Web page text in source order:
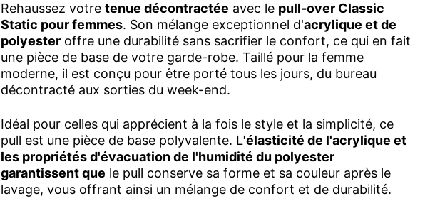
Rehaussez votre tenue décontractée avec le pull-over Classic
Static pour femmes. Son mélange exceptionnel d'acrylique et de
polyester offre une durabilité sans sacrifier le confort, ce qui en fait
une pièce de base de votre garde-robe. Taillé pour la femme
moderne, il est conçu pour être porté tous les jours, du bureau
décontracté aux sorties du week-end.
Idéal pour celles qui apprécient à la fois le style et la simplicité, ce
pull est une pièce de base polyvalente. L'élasticité de l'acrylique et
les propriétés d'évacuation de l'humidité du polyester
garantissent que le pull conserve sa forme et sa couleur après le
lavage, vous offrant ainsi un mélange de confort et de durabilité.